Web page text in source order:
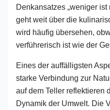
Denkansatzes „weniger ist
geht weit über die
wird häufig übersehen,
verführerisch ist wie der
Eines der auffälligsten
starke Verbindung zur
auf dem Teller reflektieren
Dynamik der Umwelt. Die